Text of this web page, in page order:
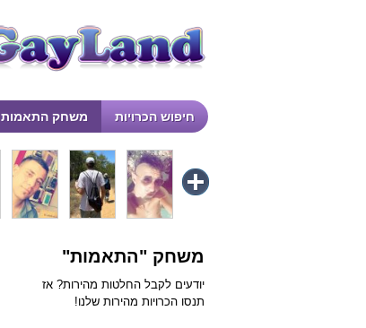
חיפוש הכרויות משחק התאמות
משחק "התאמות"
יודעים לקבל החלטות מהירות? אז
תנסו הכרויות מהירות שלנו!